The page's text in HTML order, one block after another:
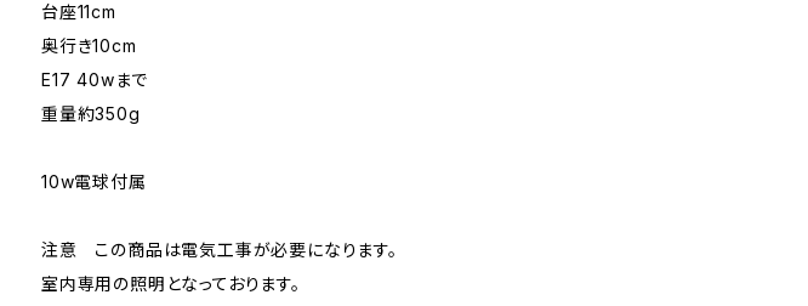
台座11cm
奥行き10cm
E17 40wまで
重量約350g
10w電球付属
注意 この商品は電気工事が必要になります。
室内専用の照明となっております。